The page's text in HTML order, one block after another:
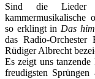
Sind die Lieder
kammermusikalische
so erklingt in Das
das Radio-
Rüdiger Albrecht
Es zeigt uns
freudigsten